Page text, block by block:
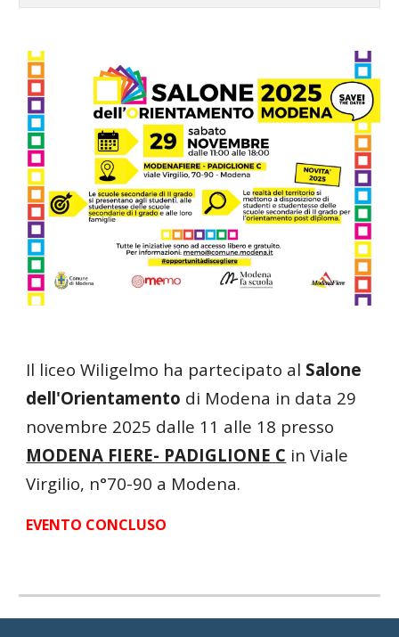
Il liceo Wiligelmo ha partecipato al Salone
dell'Orientamento di Modena in data 29
novembre 2025 dalle 11 alle 18 presso
MODENA FIERE- PADIGLIONE C in Viale
Virgilio, n°70-90 a Modena.
EVENTO CONCLUSO